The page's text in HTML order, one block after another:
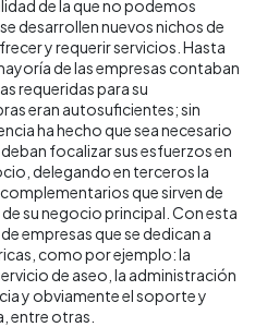
de la que no podemos
desarrollen nuevos nichos de
y requerir servicios. Hasta
de las empresas contaban
requeridas para su
eran autosuficientes; sin
ha hecho que sea necesario
focalizar sus esfuerzos en
delegando en terceros la
que sirven de
su negocio principal. Con esta
empresas que se dedican a
como por ejemplo: la
de aseo, la administración
y obviamente el soporte y
entre otras.